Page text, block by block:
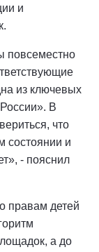
и
повсеместно
из ключевых
В
что
состоянии и
- пояснил
правам детей
а до